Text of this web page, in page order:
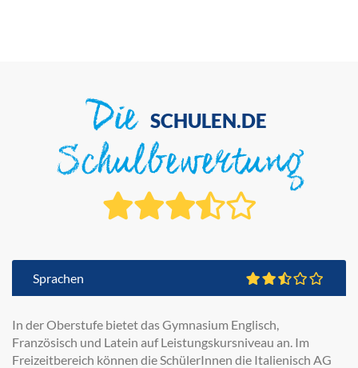
Die SCHULEN.DE
Schulbewertung
Sprachen
In der Oberstufe bietet das Gymnasium Englisch,
Französisch und Latein auf Leistungskursniveau an. Im
Freizeitbereich können die SchülerInnen die Italienisch AG